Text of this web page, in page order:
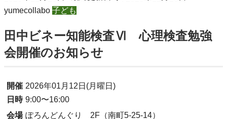
yumecollabo 子ども
田中ビネー知能検査Ⅵ 心理検査勉強
会開催のお知らせ
開催
日時
2026年01月12日(月曜日)
9:00〜16:00
会場 ぽろんどんぐり 2F（南町5-25-14）